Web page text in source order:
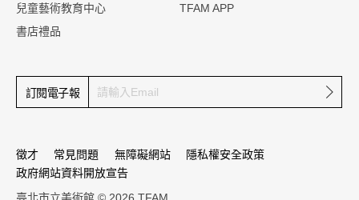
兒童藝術教育中心
書店禮品
TFAM APP
訂閱電子報 確定
徵才 常見問題 無障礙網站
隱私權安全政策
政府網站資料開放宣告